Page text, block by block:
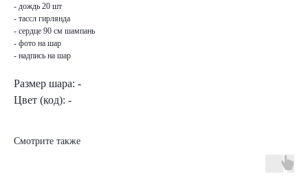
- дождь 20 шт
- тассл гирлянда
- сердце 90 см шампань
- фото на шар
- надпись на шар
Размер шара: -
Цвет (код): -
Смотрите также